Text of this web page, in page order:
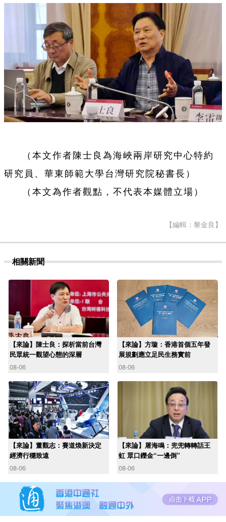
（本文作者陳士良為海峽兩岸研究中心特約
研究員、華東師範大學台灣研究院秘書長）
（本文為作者觀點，不代表本媒體立場）
【編輯：黎金良】
相關新聞
【來論】陳士良：探析當前台灣
民眾統一觀望心態的深層
08-06
【來論】方璇：香港首個五年發
展規劃應立足民生務實前
08-06
【來論】董觀志：賽道煥新決定
經濟行穩致遠
08-06
【來論】屠海鳴：兜兜轉轉話王
虹 眾口鑠金“一邊倒”
08-06